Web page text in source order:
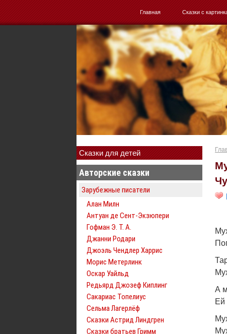
Главная Сказки с
Сказки для детей
Авторские сказки
Зарубежные писатели
Алан Милн
Антуан де Сент-Экзюпери
Гофман Э. Т. А.
Джанни Родари
Джоэль Чендлер Харрис
Морис Метерлинк
Оскар Уайльд
Редьярд Джозеф Киплинг
Сакариас Топелиус
Сельма Лагерлёф
Сказки Астрид Линдгрен
Сказки братьев Гримм
А
Ей